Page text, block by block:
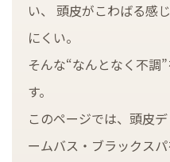
い、 頭皮がこわばる感
にくい。
そんな“なんとなく不調
す。
このページでは、頭皮
ームバス・ブラックス